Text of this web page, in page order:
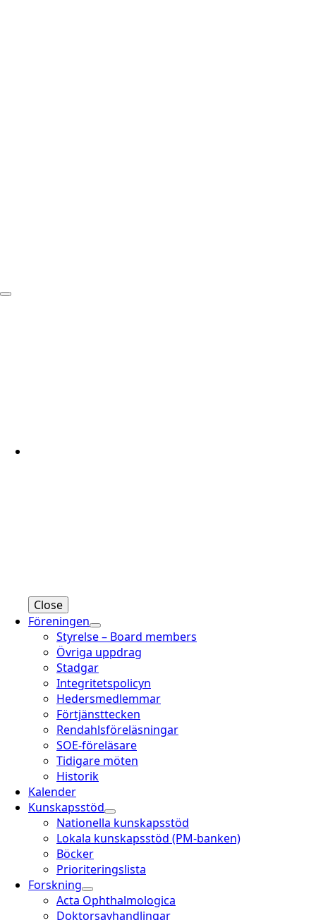
Close
Föreningen
Styrelse – Board members
Övriga uppdrag
Stadgar
Integritetspolicyn
Hedersmedlemmar
Förtjänsttecken
Rendahlsföreläsningar
SOE-föreläsare
Tidigare möten
Historik
Kalender
Kunskapsstöd
Nationella kunskapsstöd
Lokala kunskapsstöd (PM-banken)
Böcker
Prioriteringslista
Forskning
Acta Ophthalmologica
Doktorsavhandlingar